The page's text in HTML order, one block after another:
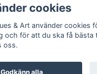
cookies
& Art använder cookies
och för att du ska få bästa
oss.
Godkänn alla